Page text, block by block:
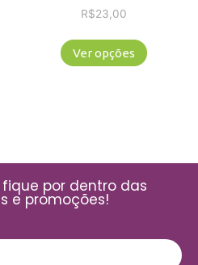
R$23,00
Ver opções
por dentro das
e promoções!